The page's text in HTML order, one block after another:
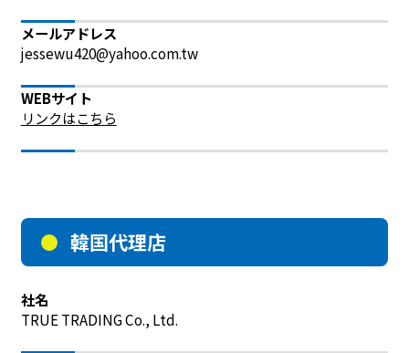
メールアドレス
jessewu420@yahoo.com.tw
WEBサイト
リンクはこちら
韓国代理店
社名
TRUE TRADING Co., Ltd.